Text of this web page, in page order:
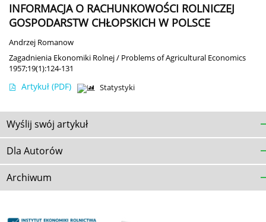
INFORMACJA O RACHUNKOWOŚCI ROLNICZEJ
GOSPODARSTW CHŁOPSKICH W POLSCE
Andrzej Romanow
Zagadnienia Ekonomiki Rolnej / Problems of Agricultural Economics
1957;19(1):124-131
Artykuł (PDF) Statystyki
Wyślij swój artykuł
Dla Autorów
Archiwum